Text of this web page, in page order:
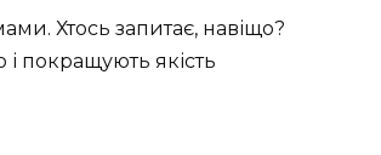
Хтось запитає, навіщо?
покращують якість